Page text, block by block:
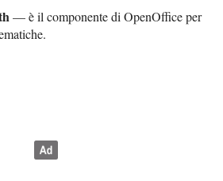
— è il componente di OpenOffice per